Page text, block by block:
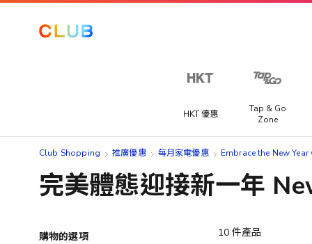
HKT 優惠
Tap & Go
Zone
Club Shopping 推廣優惠 每月家電優惠 Embrace the New
完美體態迎接新一年
10件產品
購物的選項